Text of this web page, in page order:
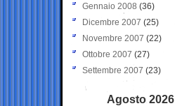
Gennaio 2008 (36)
Dicembre 2007 (25)
Novembre 2007 (22)
Ottobre 2007 (27)
Settembre 2007 (23)
Agosto 2026